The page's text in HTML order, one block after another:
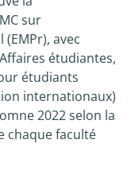
sur
avec
étudiantes,
étudiants
internationaux)
2022 selon la
chaque faculté